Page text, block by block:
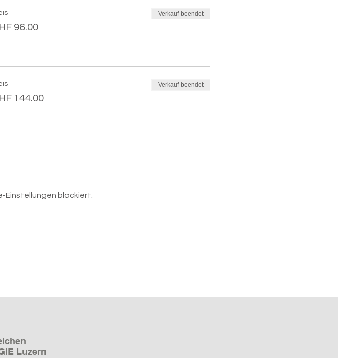
96.00
Verkauf beendet
144.00
Verkauf beendet
Einstellungen blockiert.
Luzern